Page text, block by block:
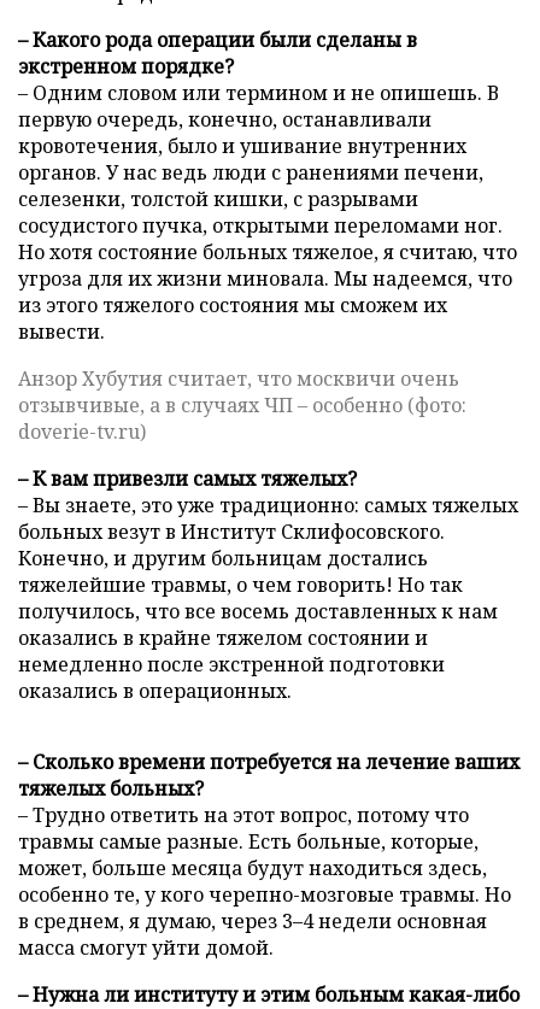
– Какого рода операции были сделаны в
экстренном порядке?
– Одним словом или термином и не опишешь. В
первую очередь, конечно, останавливали
кровотечения, было и ушивание внутренних
органов. У нас ведь люди с ранениями печени,
селезенки, толстой кишки, с разрывами
сосудистого пучка, открытыми переломами ног.
Но хотя состояние больных тяжелое, я считаю, что
угроза для их жизни миновала. Мы надеемся, что
из этого тяжелого состояния мы сможем их
вывести.
Анзор Хубутия считает, что москвичи очень
отзывчивые, а в случаях ЧП – особенно (фото:
doverie-tv.ru)
– К вам привезли самых тяжелых?
– Вы знаете, это уже традиционно: самых тяжелых
больных везут в Институт Склифосовского.
Конечно, и другим больницам достались
тяжелейшие травмы, о чем говорить! Но так
получилось, что все восемь доставленных к нам
оказались в крайне тяжелом состоянии и
немедленно после экстренной подготовки
оказались в операционных.
– Сколько времени потребуется на лечение ваших
тяжелых больных?
– Трудно ответить на этот вопрос, потому что
травмы самые разные. Есть больные, которые,
может, больше месяца будут находиться здесь,
особенно те, у кого черепно-мозговые травмы. Но
в среднем, я думаю, через 3–4 недели основная
масса смогут уйти домой.
– Нужна ли институту и этим больным какая-либо